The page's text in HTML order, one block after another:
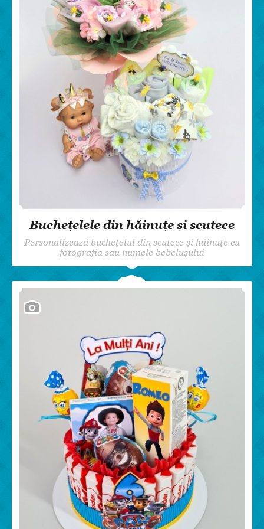
Buchețelele din hăinuțe și scutece
Personalizează buchețelul din scutece și hăinuțe cu
fotografia sau numele bebelușului